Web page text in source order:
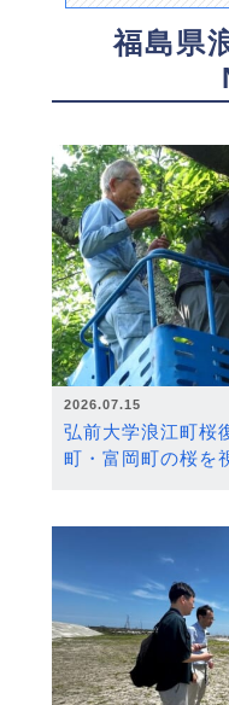
福島県
2026.07.15
弘前大学浪江町
町・富岡町の桜を